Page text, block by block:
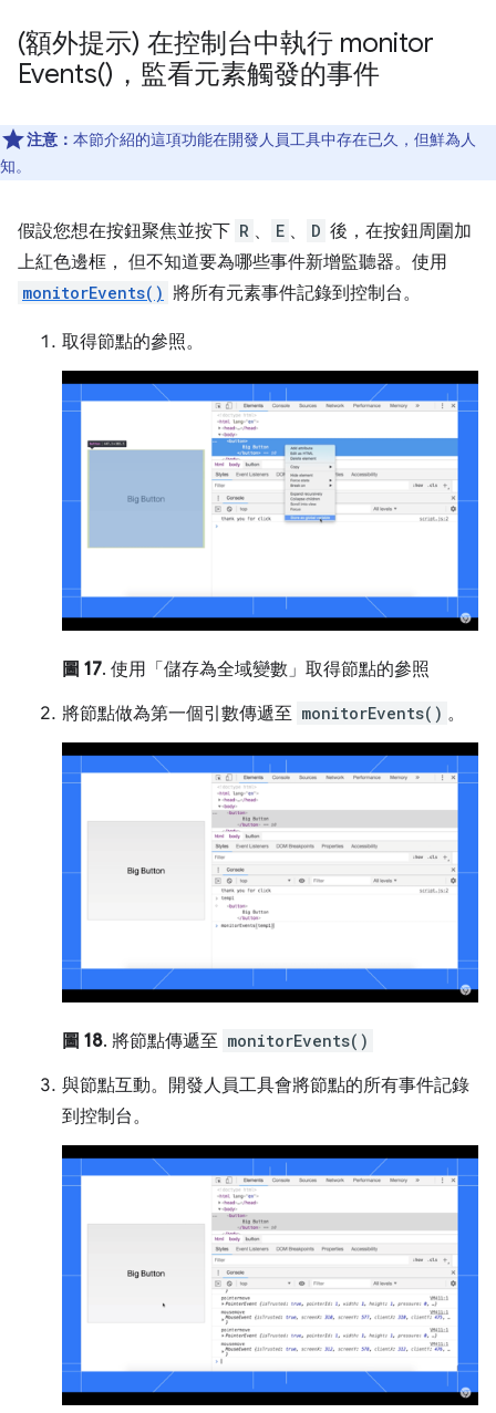
(額外提示) 在控制台中執行 monitor
Events()，監看元素觸發的事件
注意： 本節介紹的這項功能在開發人員工具中存在已久，但鮮為人
知。
假設您想在按鈕聚焦並按下 R 、 E 、 D 後，在按鈕周圍加
上紅色邊框， 但不知道要為哪些事件新增監聽器。使用
monitorEvents() 將所有元素事件記錄到控制台。
取得節點的參照。
圖 17. 使用「儲存為全域變數」 取得節點的參照
將節點做為第一個引數傳遞至 monitorEvents() 。
圖 18. 將節點傳遞至 monitorEvents()
與節點互動。開發人員工具會將節點的所有事件記錄
到控制台。